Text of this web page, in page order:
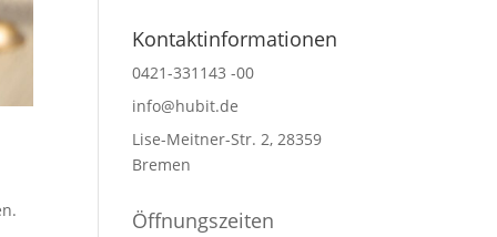
Kontaktinformationen
0421-331143 -00
info@hubit.de
Lise-Meitner-Str. 2, 28359
Bremen
Öffnungszeiten